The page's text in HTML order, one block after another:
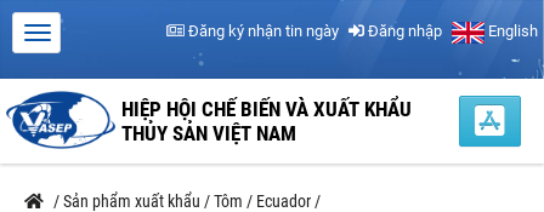
Đăng ký nhận tin ngày Đăng nhập English
HIỆP HỘI CHẾ BIẾN VÀ XUẤT KHẨU
THỦY SẢN VIỆT NAM
/Sản phẩm xuất khẩu /Tôm / Ecuador /